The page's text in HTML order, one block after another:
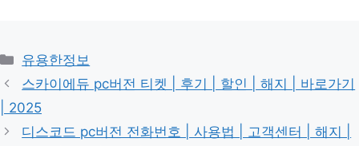
카
테
리
유용한정보
스카이에듀 pc버전 티켓 | 후기 | 할인 | 해지 | 바로가기
| 2025
디스코드 pc버전 전화번호 | 사용법 | 고객센터 | 해지 |